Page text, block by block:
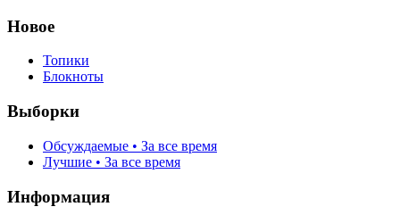
Новое
Топики
Блокноты
Выборки
Обсуждаемые • За все время
Лучшие • За все время
Информация